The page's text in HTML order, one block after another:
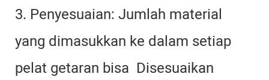
3. Penyesuaian: Jumlah material
yang dimasukkan ke dalam setiap
pelat getaran bisa Disesuaikan